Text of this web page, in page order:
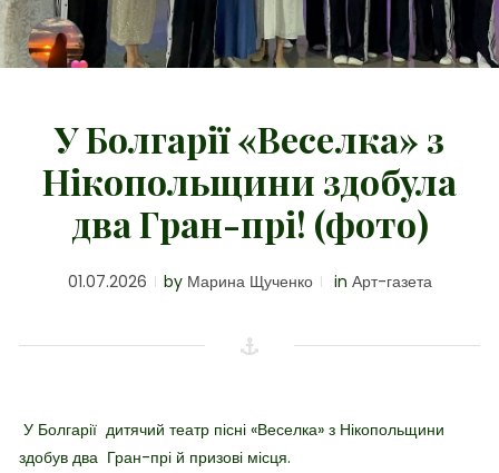
У Болгарії «Веселка» з
Нікопольщини здобула
два Гран-прі! (фото)
01.07.2026 by Марина Щученко in Арт-газета
У Болгарії дитячий театр пісні «Веселка» з Нікопольщини
здобув два Гран-прі й призові місця.